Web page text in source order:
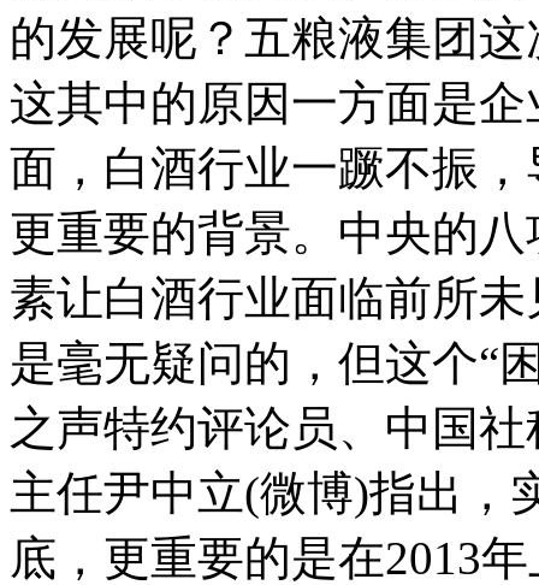
的发展呢？五粮液集团
这其中的原因一方面是
面，白酒行业一蹶不振
更重要的背景。中央的
素让白酒行业面临前所
是毫无疑问的，但这个“
之声特约评论员、中国
主任尹中立(微博)指出，
底，更重要的是在2013